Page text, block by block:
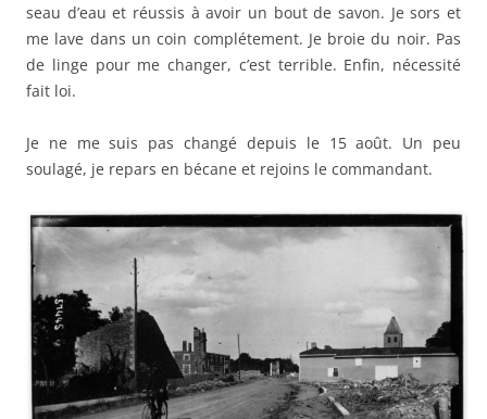
seau d’eau et réussis à avoir un bout de savon. Je sors et
me lave dans un coin complétement. Je broie du noir. Pas
de linge pour me changer, c’est terrible. Enfin, nécessité
fait loi.
Je ne me suis pas changé depuis le 15 août. Un peu
soulagé, je repars en bécane et rejoins le commandant.